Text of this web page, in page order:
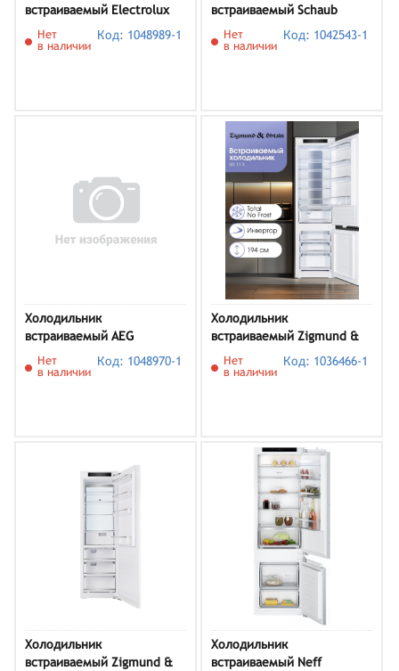
встраиваемый Electrolux
ENA7NE18S
Нет
в наличии
Код: 1048989-1
встраиваемый Schaub
Lorenz SL SE312WE
Нет
в наличии
Код: 1042543-1
Холодильник
встраиваемый AEG
TC8MS181CC
Нет
в наличии
Код: 1048970-1
Холодильник
встраиваемый Zigmund &
Shtain BR 19 X
Нет
в наличии
Код: 1036466-1
Холодильник
встраиваемый Zigmund &
Холодильник
встраиваемый Neff